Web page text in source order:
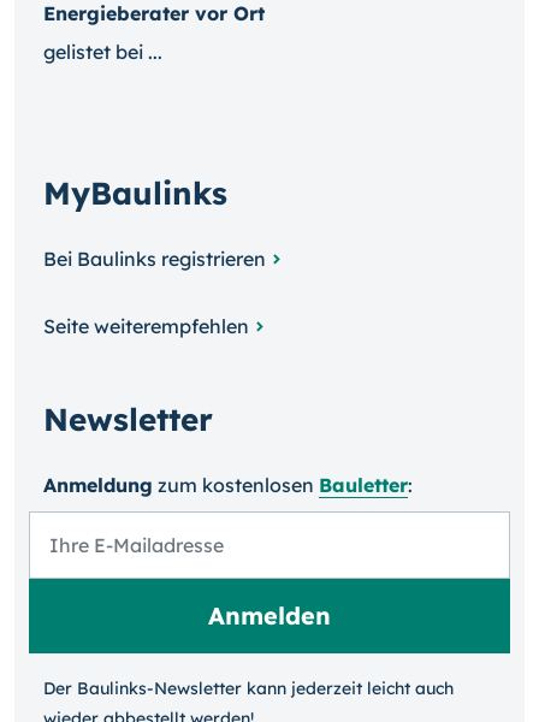
Energieberater vor Ort
gelistet bei ...
MyBaulinks
Bei Baulinks registrieren
Seite weiterempfehlen
Newsletter
Anmeldung zum kosten­losen Bauletter:
Der Baulinks-Newsletter kann jeder­zeit leicht auch